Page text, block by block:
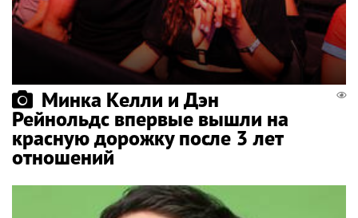
Минка Келли и Дэн
Рейнольдс впервые вышли на
красную дорожку после 3 лет
отношений